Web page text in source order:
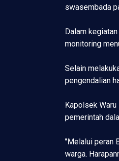
swasembada
Dalam
monitoring
Selain
pengendalian
Kapolsek
pemerintah
"Melalui peran
warga.